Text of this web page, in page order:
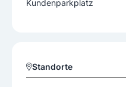
Kundenparkplatz
Standorte